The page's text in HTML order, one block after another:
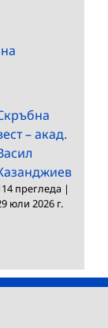
– акад.
прегледа |
юли 2026 г.